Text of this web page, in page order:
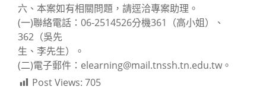
六、本案如有相關問題，請逕洽專案助理。
(一)聯絡電話：06-2514526分機361（高小姐）、
362（吳先
生、李先生）。
(二)電子郵件：elearning@mail.tnssh.tn.edu.tw。
Post Views: 705